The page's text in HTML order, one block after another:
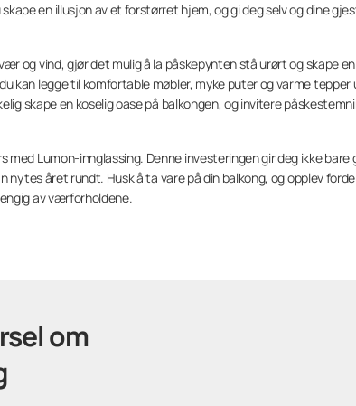
en illusjon av et forstørret hjem, og gi deg selv og dine
og vind, gjør det mulig å la påskepynten stå urørt og skape en
kan legge til komfortable møbler, myke puter og varme tepper
skape en koselig oase på balkongen, og invitere
Lumon-innglassing. Denne investeringen gir deg ikke bare
året rundt. Husk å ta vare på din balkong, og opplev
av værforholdene.
om